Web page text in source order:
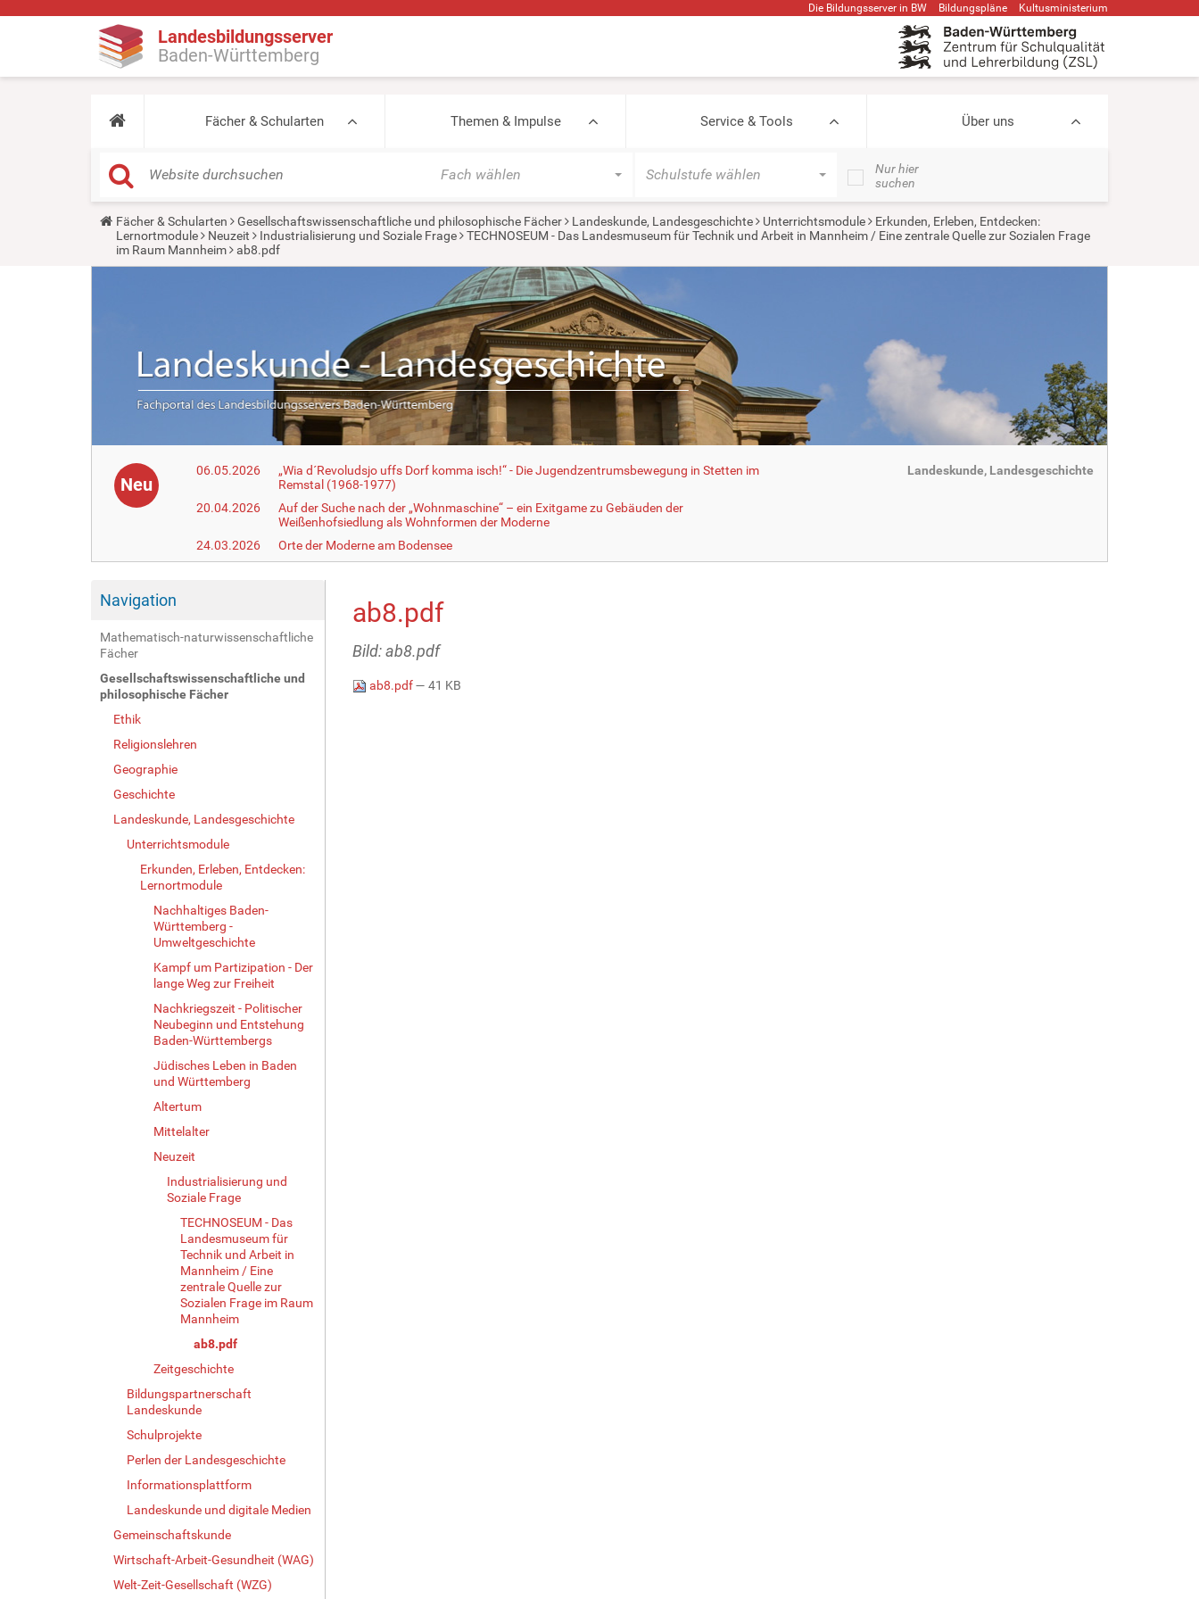
Die Bildungsserver in BW Bildungspläne Kultusministerium
Landesbildungsserver
Baden-Württemberg
Fächer & Schularten Themen & Impulse Service & Tools Über uns
Fach wählen Schulstufe wählen
Nur hier
suchen
Y
a
Fächer & Schularten Gesellschaftswissenschaftliche und philosophische Fächer Landeskunde, Landesgeschichte Unterrichtsmodule
Erkunden, Erleben, Entdecken:
Lernortmodule
Neuzeit Industrialisierung und Soziale Frage
TECHNOSEUM - Das Landesmuseum für Technik und Arbeit in Mannheim / Eine zentrale Quelle zur Sozialen Frage
im Raum Mannheim
ab8.pdf
Neu
06.05.2026
„Wia d´Revoludsjo uffs Dorf komma isch!“ - Die Jugendzentrumsbewegung in Stetten im
Remstal (1968-1977)
20.04.2026
Auf der Suche nach der „Wohnmaschine“ – ein Exitgame zu Gebäuden der
Weißenhofsiedlung als Wohnformen der Moderne
24.03.2026
Orte der Moderne am Bodensee
Landeskunde, Landesgeschichte
Navigation
Mathematisch-naturwissenschaftliche
Fächer
Gesellschaftswissenschaftliche und
philosophische Fächer
Ethik
Religionslehren
Geographie
Geschichte
Landeskunde, Landesgeschichte
Unterrichtsmodule
Erkunden, Erleben, Entdecken:
Lernortmodule
Nachhaltiges Baden-
Württemberg -
Umweltgeschichte
Kampf um Partizipation - Der
lange Weg zur Freiheit
Nachkriegszeit - Politischer
Neubeginn und Entstehung
Baden-Württembergs
Jüdisches Leben in Baden
und Württemberg
Altertum
Mittelalter
Neuzeit
Industrialisierung und
Soziale Frage
TECHNOSEUM - Das
Landesmuseum für
Technik und Arbeit in
Mannheim / Eine
zentrale Quelle zur
Sozialen Frage im Raum
Mannheim
ab8.pdf
Zeitgeschichte
Bildungspartnerschaft
Landeskunde
Schulprojekte
Perlen der Landesgeschichte
Informationsplattform
Landeskunde und digitale Medien
Gemeinschaftskunde
Wirtschaft-Arbeit-Gesundheit (WAG)
Welt-Zeit-Gesellschaft (WZG)
ab8.pdf
Bild: ab8.pdf
ab8.pdf— 41 KB